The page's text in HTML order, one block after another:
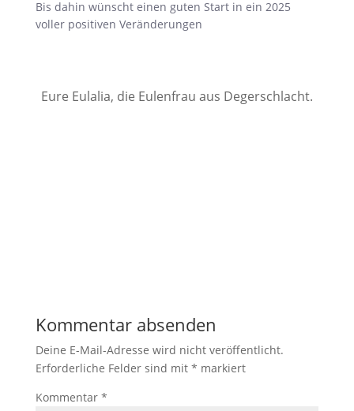
Bis dahin wünscht einen guten Start in ein 2025
voller positiven Veränderungen
Eure Eulalia, die Eulenfrau aus Degerschlacht.
Kommentar absenden
Deine E-Mail-Adresse wird nicht veröffentlicht.
Erforderliche Felder sind mit * markiert
Kommentar *